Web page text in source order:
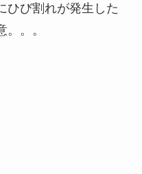
ひび割れが発生した
。。